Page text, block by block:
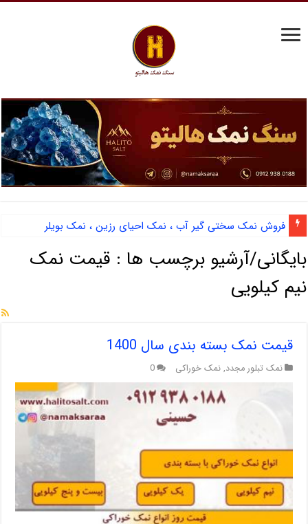
فروش نمک سختی گیر آب ، نمک احیای رزین ، نمک بویلر
بایگانی/آرشیو برچسب ها : قیمت نمک
نیم کیلویی
قیمت نمک بسته بندی سال 1400
نمک تبلور مجدد, نمک خوراکی 0